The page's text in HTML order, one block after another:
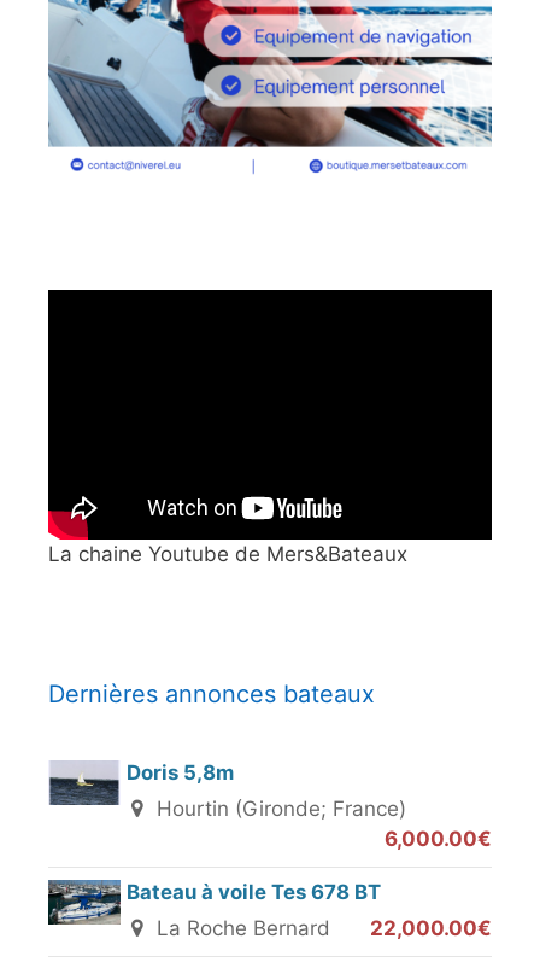
La chaine Youtube de Mers&Bateaux
Dernières annonces bateaux
Doris 5,8m
Hourtin (Gironde; France)
6,000.00€
Bateau à voile Tes 678 BT
La Roche Bernard
22,000.00€